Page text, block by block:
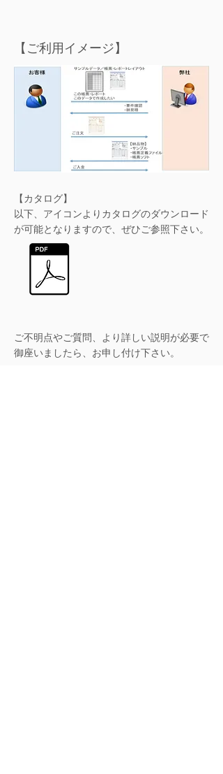
【ご利用イメージ】
【カタログ】
以下、アイコンよりカタログのダウンロード
が可能となりますので、ぜひご参照下さい。
​ご不明点やご質問、より詳しい説明が必要で
御座いましたら、お申し付け下さい。